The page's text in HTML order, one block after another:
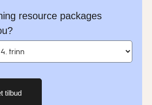
resource packages
tilbud